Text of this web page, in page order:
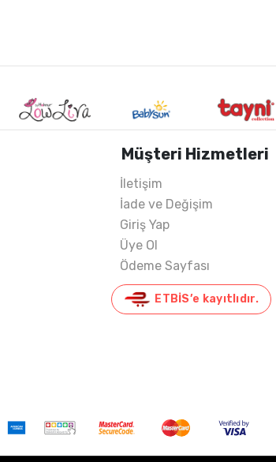
Müşteri Hizmetleri
İletişim
İade ve Değişim
Giriş Yap
Üye Ol
Ödeme Sayfası
ETBİS’e kayıtlıdır.